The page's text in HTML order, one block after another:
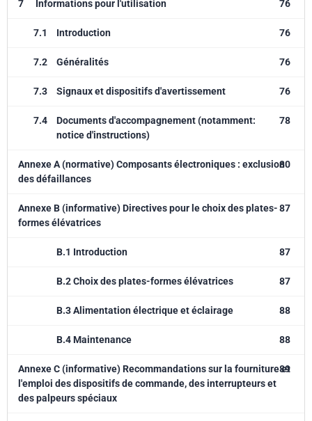
7 Informations pour l'utilisation 76
7.1 Introduction 76
7.2 Généralités 76
7.3 Signaux et dispositifs d'avertissement 76
7.4
Documents d'accompagnement (notamment:
notice d'instructions)
78
Annexe A (normative) Composants électroniques : exclusion
des défaillances
80
Annexe B (informative) Directives pour le choix des plates-
formes élévatrices
87
B.1 Introduction 87
B.2 Choix des plates-formes élévatrices 87
B.3 Alimentation électrique et éclairage 88
B.4 Maintenance 88
Annexe C (informative) Recommandations sur la fourniture et
l'emploi des dispositifs de commande, des interrupteurs et
des palpeurs spéciaux
89